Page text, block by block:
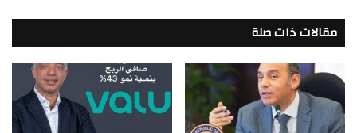
مقالات ذات صلة